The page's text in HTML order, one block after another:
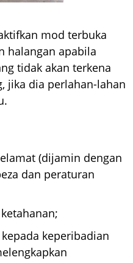
mod terbuka
halangan apabila
tidak akan terkena
jika dia perlahan-lahan
(dijamin dengan
dan peraturan
keperibadian